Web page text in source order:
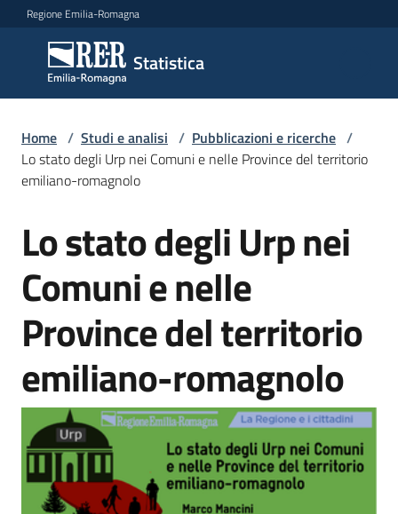
Vai al contenuto
Vai alla navigazione
Vai al footer
Regione Emilia-Romagna
Statistica
Statistica
Novità
Studi
e
analisi
Menu selezionato
Statistiche
per
temi
Metadati
Home / Studi e analisi / Pubblicazioni e ricerche /
Lo stato degli Urp nei Comuni e nelle Province del territorio
emiliano-romagnolo
Salta al contenuto
Lo stato degli Urp nei
Comuni e nelle
Province del territorio
emiliano-romagnolo